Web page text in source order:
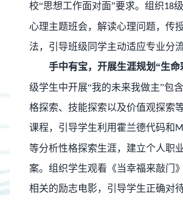
校“思想工作面对面”要求。组织18
心理主题班会，解读心理问题，传
法，引导班级同学主动适应专业分
手中有宝，开展生涯规划“生命
级学生中开展“我的未来我做主”包
格探索、技能探索以及价值观探索
课程，引导学生利用霍兰德代码和
等分析性格探索生涯，建立个人职
案。组织学生观看《当幸福来敲门
相关的励志电影，引导学生正确对